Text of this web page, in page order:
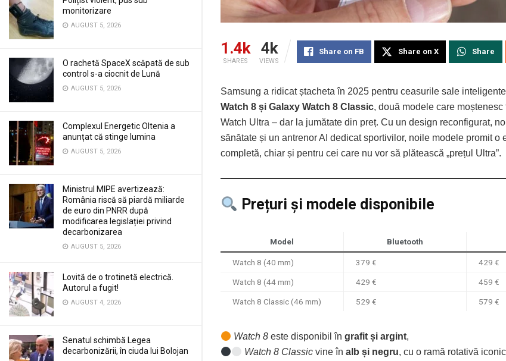
monitorizare
AUGUST 5, 2026
O rachetă SpaceX scăpată de sub
control s-a ciocnit de Lună
AUGUST 5, 2026
Complexul Energetic Oltenia a
anunțat că stinge lumina
AUGUST 5, 2026
Ministrul MIPE avertizează:
România riscă să piardă miliarde
de euro din PNRR după
modificarea legislației privind
decarbonizarea
AUGUST 5, 2026
Lovită de o trotinetă electrică.
Autorul a fugit!
AUGUST 4, 2026
Senatul schimbă Legea
decarbonizării, în ciuda lui Bolojan
1.4k
SHARES
4k
VIEWS
Share on FB Share on X Share
Samsung a ridicat ștacheta în 2025 pentru ceasurile sale
Watch 8 și Galaxy Watch 8 Classic, două modele care
Watch Ultra – dar la jumătate din preț. Cu un design reconfigurat,
sănătate și un antrenor AI dedicat sportivilor, noile modele promit o
completă, chiar și pentru cei care nu vor să plătească „prețul Ultra”.
Prețuri și modele disponibile
Model Bluetooth
Watch 8 (40 mm) 379 € 429 €
Watch 8 (44 mm) 429 € 459 €
Watch 8 Classic (46 mm) 529 € 579 €
Watch 8 este disponibil îngrafit și argint,
Watch 8 Classic vine înalb și negru, cu o ramă rotativă